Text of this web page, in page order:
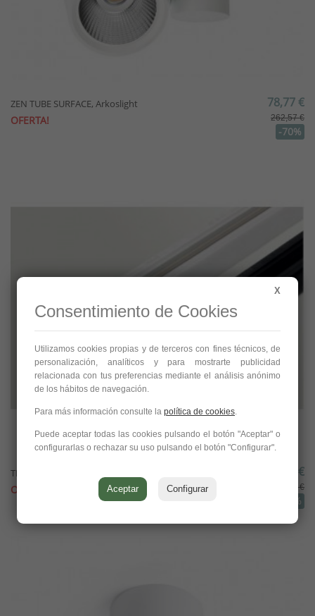
ZEN TUBE SURFACE, Arkoslight
OFERTA!
78,77 €
262,57 €
-70%
TRACK 1L surface 1 metro (riel), Arkoslight
OFERTA!
20,69 €
68,97 €
-70%
X
Consentimiento de Cookies
Utilizamos cookies propias y de terceros con fines técnicos, de
personalización, analíticos y para mostrarte publicidad
relacionada con tus preferencias mediante el análisis anónimo
de los hábitos de navegación.
Para más información consulte la política de cookies
Puede aceptar todas las cookies pulsando el botón "Aceptar" o
configurarlas o rechazar su uso pulsando el botón "Configurar".
Aceptar Configurar